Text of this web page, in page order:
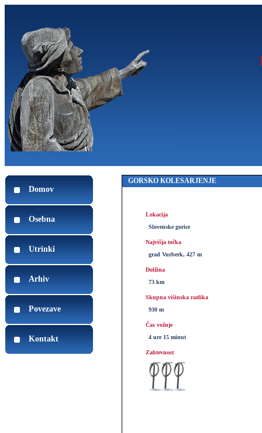
Domov
Osebna
Utrinki
Arhiv
Povezave
Kontakt
GORSKO KOLESARJENJE
Lokacija
Slovenske gorice
Najvišja točka
grad Vurberk, 427 m
Dolžina
73 km
Skupna višinska razlika
930 m
Čas vožnje
4 ure 15 minut
Zahtevnost